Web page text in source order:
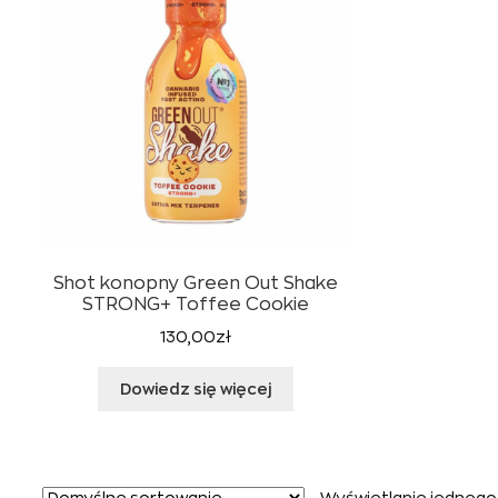
Shot konopny Green Out Shake
STRONG+ Toffee Cookie
130,00zł
Dowiedz się więcej